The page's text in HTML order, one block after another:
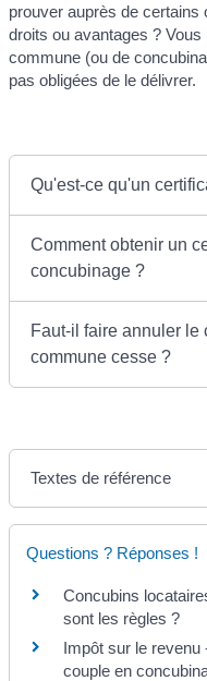
prouver auprès de certains
droits ou avantages ?
commune (ou de
pas obligées de le délivrer.
Qu'est-ce qu'un
Comment obtenir un
concubinage ?
Faut-il faire annuler le
commune cesse ?
Textes de référence
Questions ? Réponses !
Concubins
sont les règles ?
Impôt sur le revenu
couple en